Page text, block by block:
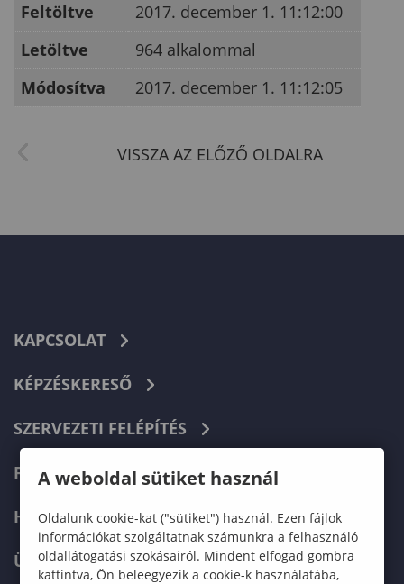
Feltöltve
2017. december 1. 11:12:00
Letöltve
964 alkalommal
Módosítva
2017. december 1. 11:12:05
KAPCSOLAT
KÉPZÉSKERESŐ
SZERVEZETI FELÉPÍTÉS
FELVÉTELIZŐKNEK
HALLGATÓKNAK
ÜZLETI PARTNEREKNEK
A weboldal sütiket használ
Oldalunk cookie-kat ("sütiket") használ. Ezen fájlok
információkat szolgáltatnak számunkra a felhasználó
oldallátogatási szokásairól. Mindent elfogad gombra
kattintva, Ön beleegyezik a cookie-k használatába,